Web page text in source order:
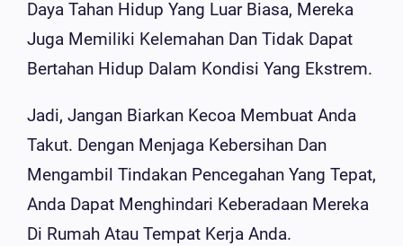
Daya Tahan Hidup Yang Luar Biasa, Mereka
Juga Memiliki Kelemahan Dan Tidak Dapat
Bertahan Hidup Dalam Kondisi Yang Ekstrem.
Jadi, Jangan Biarkan Kecoa Membuat Anda
Takut. Dengan Menjaga Kebersihan Dan
Mengambil Tindakan Pencegahan Yang Tepat,
Anda Dapat Menghindari Keberadaan Mereka
Di Rumah Atau Tempat Kerja Anda.